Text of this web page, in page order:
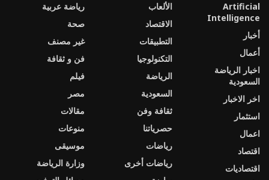
Artificial
Intelligence
أخبار
أعمال
اخبار الرياضة
السعودية
اخر الاخبار
استثمار
اعمال
اقتصاد
اقتصاديات
الألعاب
الاقتصاد
التطبيقات
التكنولوجيا
الرياضة
السعودية
ثقافة وفن
حصرياتنا
رياضات
رياضات أخرى
رياضة عربية
صحة
غير مصنف
فن و ثقافة
فيلم
مصر
مقالات
منوعات
موسيقى
وزارة الرياضة